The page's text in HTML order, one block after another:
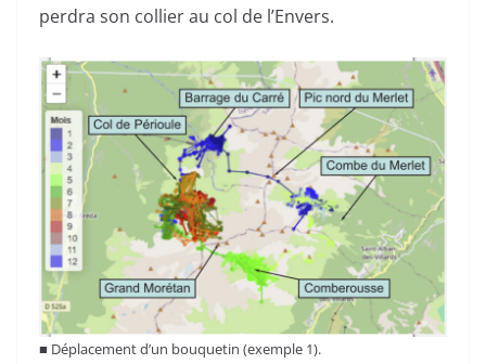
perdra son collier au col de l’Envers.
■ Déplacement d’un bouquetin (exemple 1).